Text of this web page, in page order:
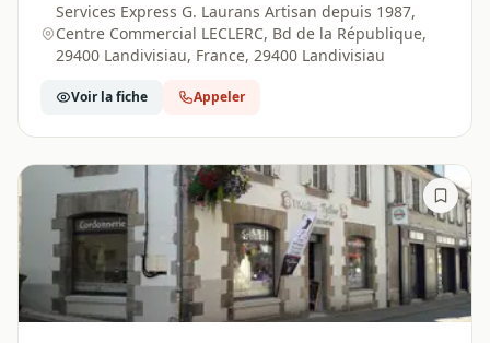
Services Express G. Laurans Artisan depuis 1987,
Centre Commercial LECLERC, Bd de la République,
29400 Landivisiau, France, 29400 Landivisiau
Voir la fiche Appeler